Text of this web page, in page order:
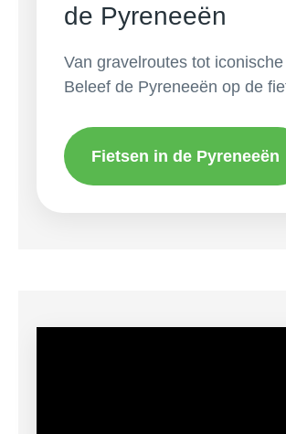
de Pyreneeën
Van gravelroutes tot
Beleef de Pyreneeën op de
Fietsen in de Pyreneeën